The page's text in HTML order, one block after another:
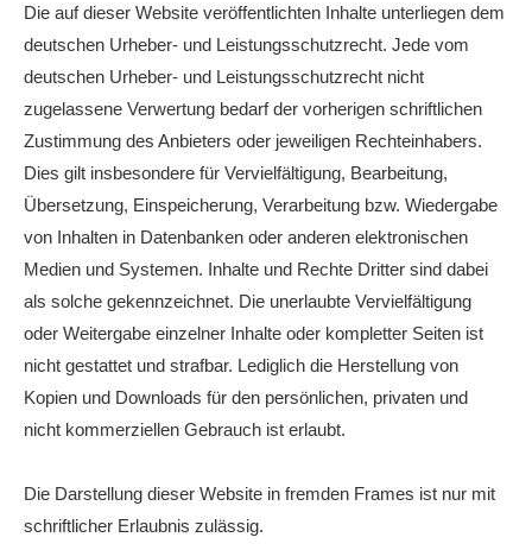
Die auf dieser Website veröffentlichten Inhalte unterliegen dem
deutschen Urheber- und Leistungsschutzrecht. Jede vom
deutschen Urheber- und Leistungsschutzrecht nicht
zugelassene Verwertung bedarf der vorherigen schriftlichen
Zustimmung des Anbieters oder jeweiligen Rechteinhabers.
Dies gilt insbesondere für Vervielfältigung, Bearbeitung,
Übersetzung, Einspeicherung, Verarbeitung bzw. Wiedergabe
von Inhalten in Datenbanken oder anderen elektronischen
Medien und Systemen. Inhalte und Rechte Dritter sind dabei
als solche gekennzeichnet. Die unerlaubte Vervielfältigung
oder Weitergabe einzelner Inhalte oder kompletter Seiten ist
nicht gestattet und strafbar. Lediglich die Herstellung von
Kopien und Downloads für den persönlichen, privaten und
nicht kommerziellen Gebrauch ist erlaubt.
Die Darstellung dieser Website in fremden Frames ist nur mit
schriftlicher Erlaubnis zulässig.